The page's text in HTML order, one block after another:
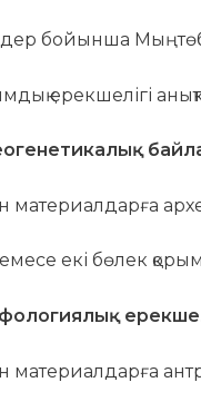
бойынша
ерекшелігі
немесе екі бөлек